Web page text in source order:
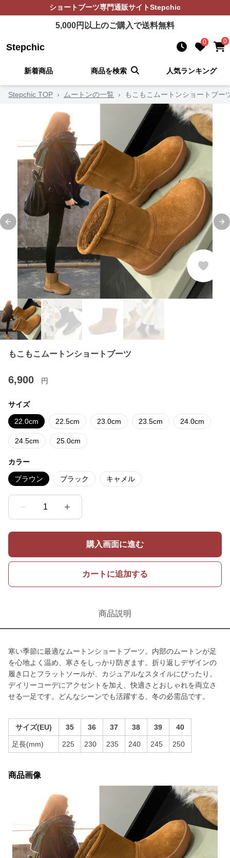
ショートブーツ専門通販サイトStepchic
5,000円以上のご購入で送料無料
Stepchic 0 0
新着商品 商品を検索 人気ランキング
Stepchic TOP › ムートンの一覧 › もこもこムートンショートブー
Previous slide
もこもこムートンショートブーツ
6,900 円
サイズ
22.0cm 22.5cm 23.0cm 23.5cm 24.0cm
24.5cm 25.0cm
カラー
ブラウン ブラック キャメル
1
購入画面に進む
カートに追加する
商品説明
寒い季節に最適なムートンショートブーツ。内部のムートンが足
を心地よく温め、寒さをしっかり防ぎます。折り返しデザインの
履き口とフラットソールが、カジュアルなスタイルにぴったり。
デイリーコーデにアクセントを加え、快適さとおしゃれを両立さ
せる一足です。どんなシーンでも活躍する、冬の必需品です。
サイズ(EU) 35 36 37 38 39 40
足長(mm) 225 230 235 240 245 250
商品画像